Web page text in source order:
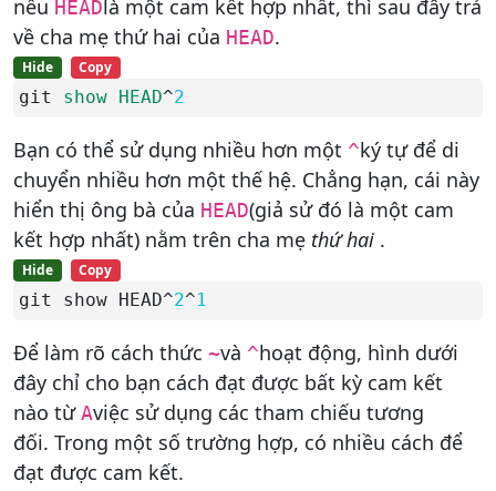
nếu HEAD là một cam kết hợp nhất, thì sau đây trả
về cha mẹ thứ hai của HEAD.
Hide Copy
git show HEAD^2
Bạn có thể sử dụng nhiều hơn một ^ký tự để di
chuyển nhiều hơn một thế hệ. Chẳng hạn, cái này
hiển thị ông bà của HEAD(giả sử đó là một cam
kết hợp nhất) nằm trên cha mẹ thứ hai .
Hide Copy
git show HEAD^2^1
Để làm rõ cách thức ~và ^hoạt động, hình dưới
đây chỉ cho bạn cách đạt được bất kỳ cam kết
nào từAviệc sử dụng các tham chiếu tương
đối. Trong một số trường hợp, có nhiều cách để
đạt được cam kết.